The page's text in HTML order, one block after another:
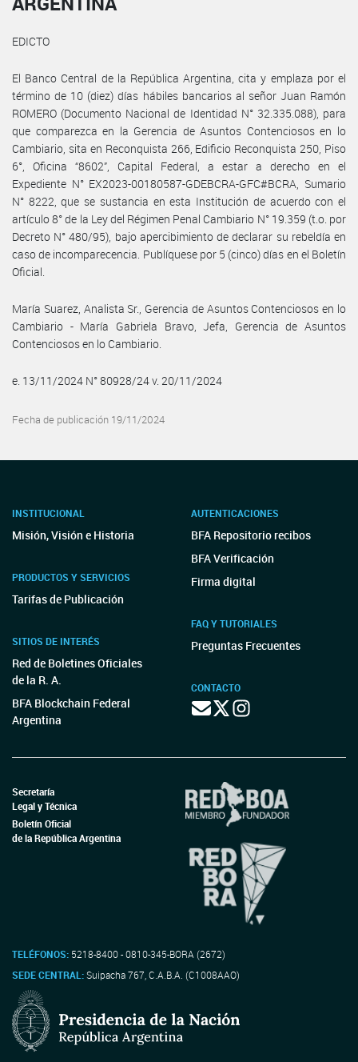
EDICTO
El Banco Central de la República Argentina, cita y emplaza por el
término de 10 (diez) días hábiles bancarios al señor Juan Ramón
ROMERO (Documento Nacional de Identidad N° 32.335.088), para
que comparezca en la Gerencia de Asuntos Contenciosos en lo
Cambiario, sita en Reconquista 266, Edificio Reconquista 250, Piso
6°, Oficina “8602”, Capital Federal, a estar a derecho en el
Expediente N° EX2023-00180587-GDEBCRA-GFC#BCRA, Sumario
N° 8222, que se sustancia en esta Institución de acuerdo con el
artículo 8° de la Ley del Régimen Penal Cambiario N° 19.359 (t.o. por
Decreto N° 480/95), bajo apercibimiento de declarar su rebeldía en
caso de incomparecencia. Publíquese por 5 (cinco) días en el Boletín
Oficial.
María Suarez, Analista Sr., Gerencia de Asuntos Contenciosos en lo
Cambiario - María Gabriela Bravo, Jefa, Gerencia de Asuntos
Contenciosos en lo Cambiario.
e. 13/11/2024 N° 80928/24 v. 20/11/2024
Fecha de publicación 19/11/2024
INSTITUCIONAL
Misión, Visión e Historia
PRODUCTOS Y SERVICIOS
Tarifas de Publicación
SITIOS DE INTERÉS
Red de Boletines Oficiales
de la R. A.
BFA Blockchain Federal
Argentina
AUTENTICACIONES
BFA Repositorio recibos
BFA Verificación
Firma digital
FAQ Y TUTORIALES
Preguntas Frecuentes
CONTACTO
Secretaría
Legal y Técnica
Boletín Oficial
de la República Argentina
TELÉFONOS: 5218-8400 - 0810-345-BORA (2672)
SEDE CENTRAL:Suipacha 767, C.A.B.A. (C1008AAO)